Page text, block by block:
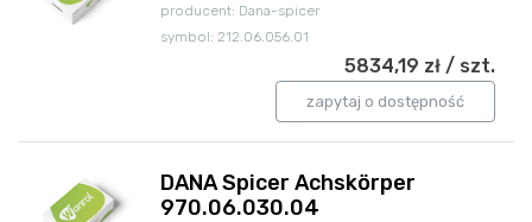
producent: Dana-spicer
symbol: 212.06.056.01
5834,19 zł / szt.
zapytaj o dostępność
DANA Spicer Achskörper
970.06.030.04